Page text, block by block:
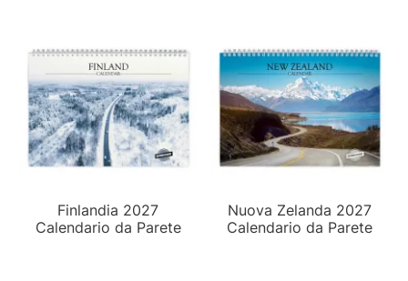
Finlandia 2027
Calendario da Parete
Nuova Zelanda 2027
Calendario da Parete